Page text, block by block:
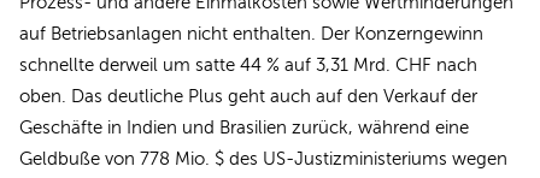
auf Betriebsanlagen nicht enthalten. Der Konzerngewinn
schnellte derweil um satte 44 % auf 3,31 Mrd. CHF nach
oben. Das deutliche Plus geht auch auf den Verkauf der
Geschäfte in Indien und Brasilien zurück, während eine
Geldbuße von 778 Mio. $ des US-Justizministeriums wegen